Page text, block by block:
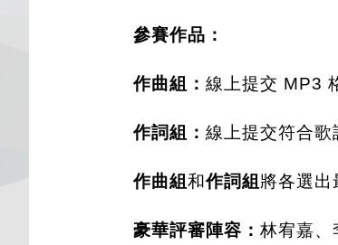
參賽作品：
作曲組： 線上提交 MP3
作詞組： 線上提交符合歌
作曲組 和作詞組 將各選
豪華評審陣容： 林宥嘉、